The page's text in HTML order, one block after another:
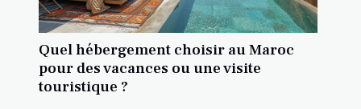
Quel hébergement choisir au Maroc
pour des vacances ou une visite
touristique ?